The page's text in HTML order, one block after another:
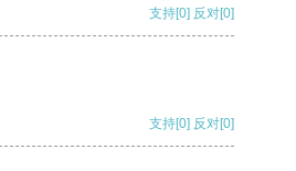
支持[0] 反对[0]
支持[0] 反对[0]